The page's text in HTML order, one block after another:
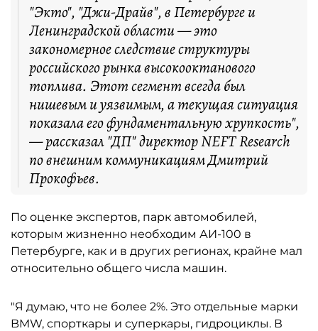
"Экто", "Джи-Драйв", в Петербурге и
Ленинградской области — это
закономерное следствие структуры
российского рынка высокооктанового
топлива. Этот сегмент всегда был
нишевым и уязвимым, а текущая ситуация
показала его фундаментальную хрупкость",
— рассказал "ДП" директор NEFT Research
по внешним коммуникациям Дмитрий
Прокофьев.
По оценке экспертов, парк автомобилей,
которым жизненно необходим АИ-100 в
Петербурге, как и в других регионах, крайне мал
относительно общего числа машин.
"Я думаю, что не более 2%. Это отдельные марки
BMW, спорткары и суперкары, гидроциклы. В